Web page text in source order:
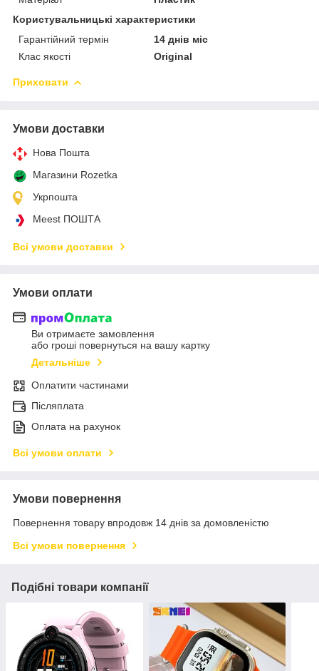
Користувальницькі характеристики
Гарантійний термін
14 днів міс
Клас якості
Original
Приховати
Умови доставки
Нова Пошта
Магазини Rozetka
Укрпошта
Meest ПОШТА
Всі умови доставки
Умови оплати
Ви отримаєте замовлення
або гроші повернуться на вашу картку
Детальніше
Оплатити частинами
Післяплата
Оплата на рахунок
Всі умови оплати
Умови повернення
Повернення товару впродовж 14 днів за домовленістю
Всі умови повернення
Подібні товари компанії